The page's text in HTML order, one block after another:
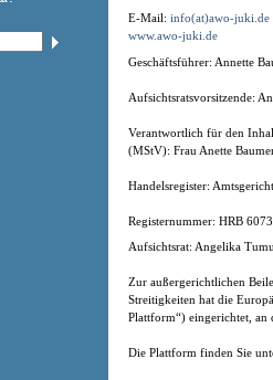
E-Mail: info(at)awo-juki.de
www.awo-juki.de
Geschäftsführer: Annette
Aufsichtsratsvorsitzende:
Verantwortlich für den
(MStV): Frau Anette
Handelsregister:
Registernummer: HRB
Aufsichtsrat: Angelika
Zur außergerichtlichen
Streitigkeiten hat die
Plattform“) eingerichtet, an
Die Plattform finden Sie